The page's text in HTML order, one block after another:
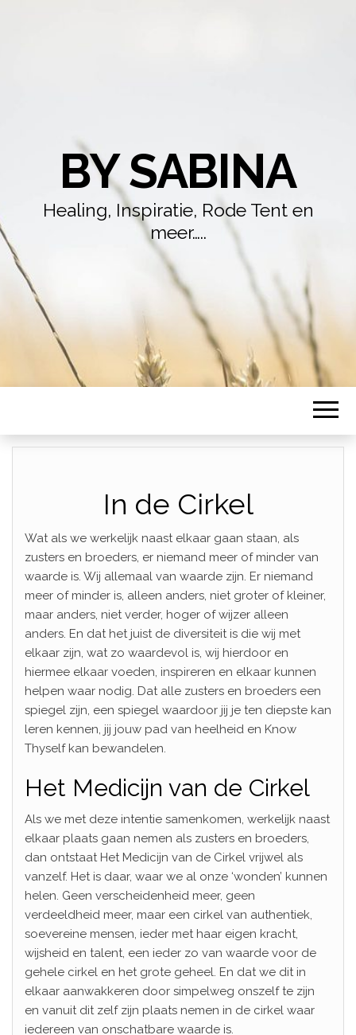
BY SABINA
Healing, Inspiratie, Rode Tent en
meer…..
In de Cirkel
Wat als we werkelijk naast elkaar gaan staan, als
zusters en broeders, er niemand meer of minder van
waarde is. Wij allemaal van waarde zijn. Er niemand
meer of minder is, alleen anders, niet groter of kleiner,
maar anders, niet verder, hoger of wijzer alleen
anders. En dat het juist de diversiteit is die wij met
elkaar zijn, wat zo waardevol is, wij hierdoor en
hiermee elkaar voeden, inspireren en elkaar kunnen
helpen waar nodig. Dat alle zusters en broeders een
spiegel zijn, een spiegel waardoor jij je ten diepste kan
leren kennen, jij jouw pad van heelheid en Know
Thyself kan bewandelen.
Het Medicijn van de Cirkel
Als we met deze intentie samenkomen, werkelijk naast
elkaar plaats gaan nemen als zusters en broeders,
dan ontstaat Het Medicijn van de Cirkel vrijwel als
vanzelf. Het is daar, waar we al onze ‘wonden’ kunnen
helen. Geen verscheidenheid meer, geen
verdeeldheid meer, maar een cirkel van authentiek,
soevereine mensen, ieder met haar eigen kracht,
wijsheid en talent, een ieder zo van waarde voor de
gehele cirkel en het grote geheel. En dat we dit in
elkaar aanwakkeren door simpelweg onszelf te zijn
en vanuit dit zelf zijn plaats nemen in de cirkel waar
iedereen van onschatbare waarde is.